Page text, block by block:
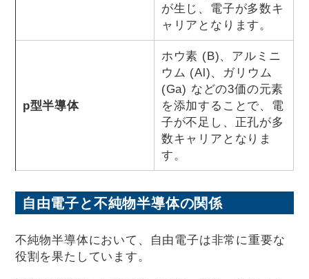
が生じ、電子が多数キ
ャリアとなります。
p型半導体
ホウ素 (B)、アルミニ
ウム (Al)、ガリウム
(Ga) などの3価の元素
を添加することで、電
子が不足し、正孔が多
数キャリアとなりま
す。
自由電子と不純物半導体の関係
不純物半導体において、自由電子は非常に重要な
役割を果たしています。